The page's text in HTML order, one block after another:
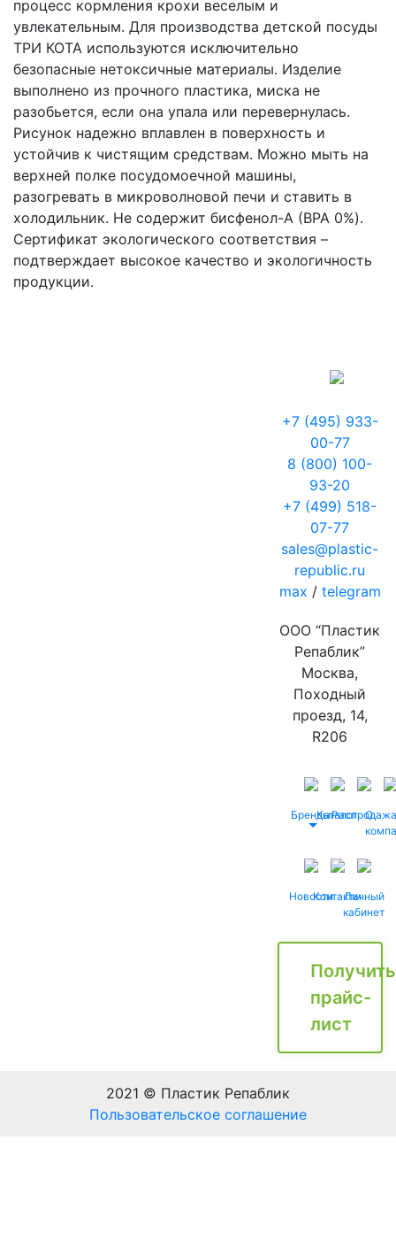
процесс кормления крохи веселым и
увлекательным. Для производства детской посуды
ТРИ КОТА используются исключительно
безопасные нетоксичные материалы. Изделие
выполнено из прочного пластика, миска не
разобьется, если она упала или перевернулась.
Рисунок надежно вплавлен в поверхность и
устойчив к чистящим средствам. Можно мыть на
верхней полке посудомоечной машины,
разогревать в микроволновой печи и ставить в
холодильник. Не содержит бисфенол-А (BPA 0%).
Сертификат экологического соответствия –
подтверждает высокое качество и экологичность
продукции.
+7 (495) 933-
00-77
8 (800) 100-
93-20
+7 (499) 518-
07-77
sales@plastic-
republic.ru
max / telegram
ООО “Пластик
Репаблик”
Москва,
Походный
проезд, 14,
R206
БрендыКаталог
Распродажа
О
НовостиКонтактыЛичный
кабинет
Получить
прайс-
лист
2021 © Пластик Репаблик
Пользовательское соглашение